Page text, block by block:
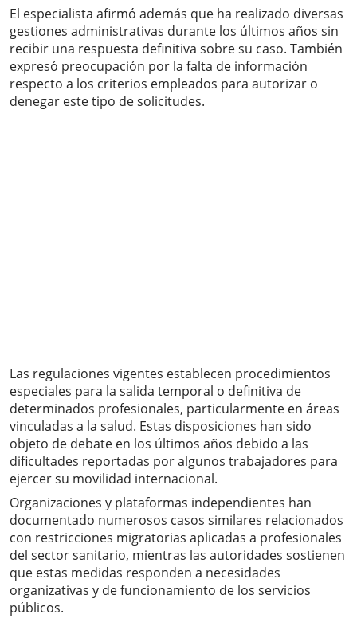
El especialista afirmó además que ha realizado diversas
gestiones administrativas durante los últimos años sin
recibir una respuesta definitiva sobre su caso. También
expresó preocupación por la falta de información
respecto a los criterios empleados para autorizar o
denegar este tipo de solicitudes.
Las regulaciones vigentes establecen procedimientos
especiales para la salida temporal o definitiva de
determinados profesionales, particularmente en áreas
vinculadas a la salud. Estas disposiciones han sido
objeto de debate en los últimos años debido a las
dificultades reportadas por algunos trabajadores para
ejercer su movilidad internacional.
Organizaciones y plataformas independientes han
documentado numerosos casos similares relacionados
con restricciones migratorias aplicadas a profesionales
del sector sanitario, mientras las autoridades sostienen
que estas medidas responden a necesidades
organizativas y de funcionamiento de los servicios
públicos.